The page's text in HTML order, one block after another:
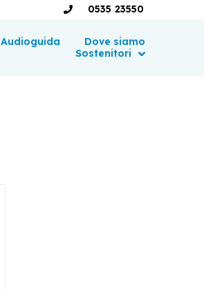
0535 23550
Audioguida
Dove siamo
Sostenitori